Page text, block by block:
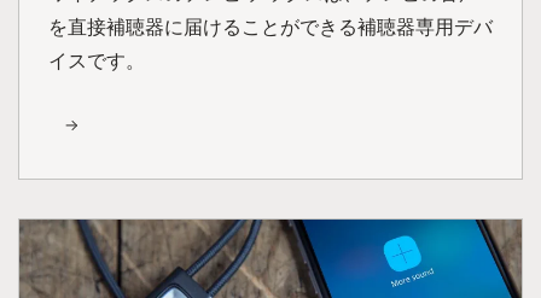
を直接補聴器に届けることができる補聴器専用デバ
イスです。